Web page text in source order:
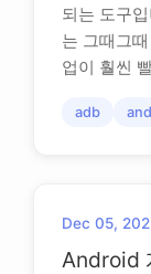
되는 도구
는 그때그
업이 훨씬
adb
Dec 05,
Android